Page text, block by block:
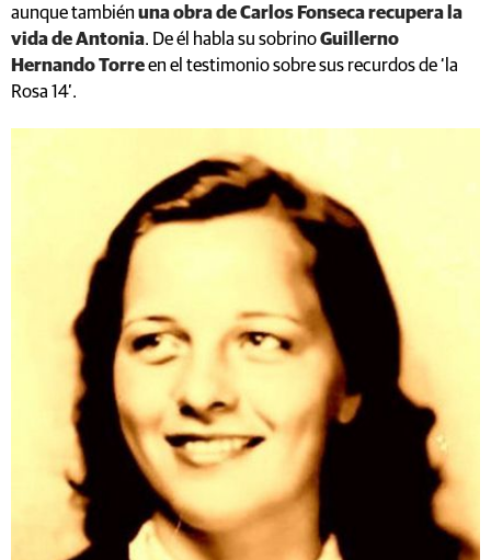
aunque también una obra de Carlos Fonseca recupera la
vida de Antonia. De él habla su sobrinoGuillerno
Hernando Torreen el testimonio sobre sus recurdos de ‘la
Rosa 14’.